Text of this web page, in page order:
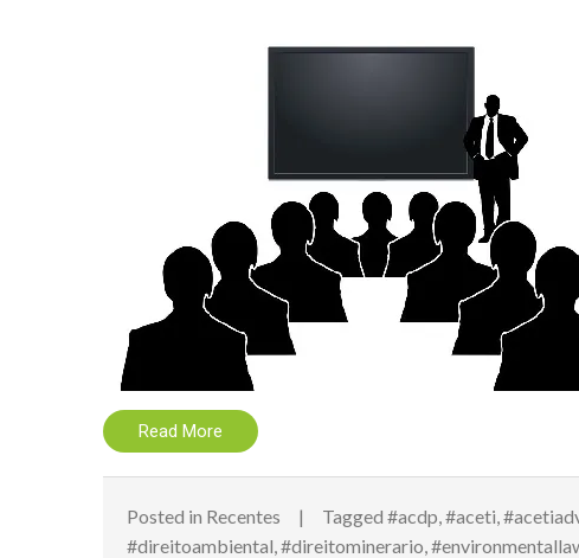
Read More
Posted in Recentes Tagged #acdp #aceti
#direitoambiental #direitominerario